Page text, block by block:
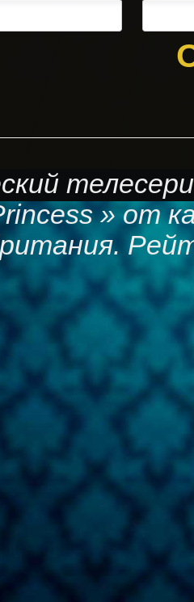
» от